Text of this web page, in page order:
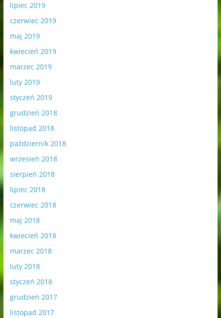
lipiec 2019
czerwiec 2019
maj 2019
kwiecień 2019
marzec 2019
luty 2019
styczeń 2019
grudzień 2018
listopad 2018
październik 2018
wrzesień 2018
sierpień 2018
lipiec 2018
czerwiec 2018
maj 2018
kwiecień 2018
marzec 2018
luty 2018
styczeń 2018
grudzień 2017
listopad 2017